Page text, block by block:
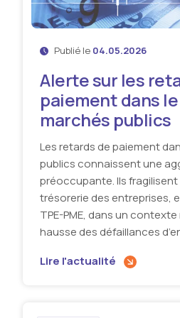
Publié le 04.05.2026
Alerte sur les
paiement dans
marchés publics
Les retards de paiement
publics connaissent une
préoccupante. Ils
trésorerie des entreprises,
TPE-PME, dans un
hausse des défaillances
Lire l'actualité